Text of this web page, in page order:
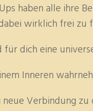
haben alle ihre
wirklich frei zu
dich eine
Inneren
Verbindung